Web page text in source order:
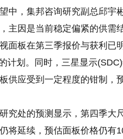
中，集邦咨询研究副总邱宇
主因是当前稳定偏紧的供需
面板在第三季报价与获利已
计划。同时，三星显示
供应受到一定程度的钳制，
究处的预测显示，第四季大
将延续，预估面板价格仍有